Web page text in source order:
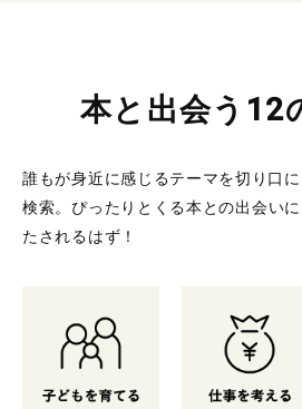
本と出会う12
誰もが身近に感じるテーマを切り口
検索。 ぴったりとくる本との出会い
たされるはず！